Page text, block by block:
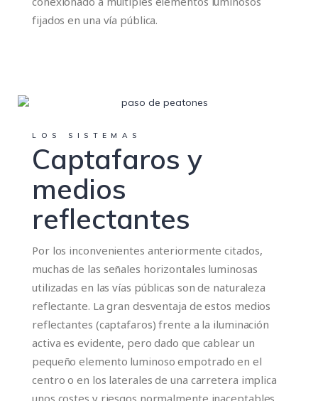
fijados en una vía pública.
LOS SISTEMAS
Captafaros y
medios
reflectantes
Por los inconvenientes anteriormente citados,
muchas de las señales horizontales luminosas
utilizadas en las vías públicas son de naturaleza
reflectante. La gran desventaja de estos medios
reflectantes (captafaros) frente a la iluminación
activa es evidente, pero dado que cablear un
pequeño elemento luminoso empotrado en el
centro o en los laterales de una carretera implica
unos costes y riesgos normalmente inaceptables,